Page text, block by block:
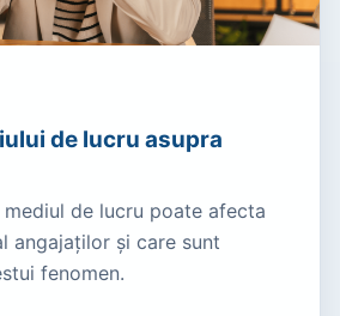
de lucru asupra
de lucru poate afecta
angajaților și care sunt
fenomen.